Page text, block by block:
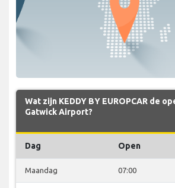
Wat zijn KEDDY BY EUROPCAR de
Gatwick Airport?
Dag Open
Maandag 07:00